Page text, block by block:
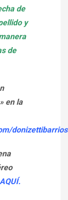
de
y
de
en la
donizettibarrios
AQUÍ.